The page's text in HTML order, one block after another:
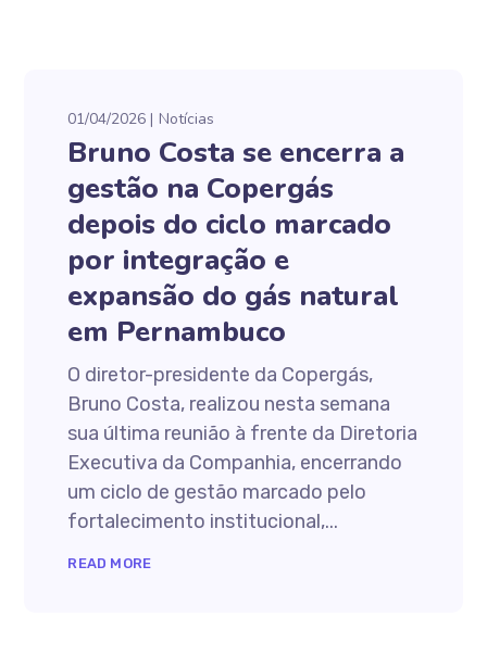
01/04/2026 Notícias
Bruno Costa se encerra a
gestão na Copergás
depois do ciclo marcado
por integração e
expansão do gás natural
em Pernambuco
O diretor-presidente da Copergás,
Bruno Costa, realizou nesta semana
sua última reunião à frente da Diretoria
Executiva da Companhia, encerrando
um ciclo de gestão marcado pelo
fortalecimento institucional,...
READ MORE